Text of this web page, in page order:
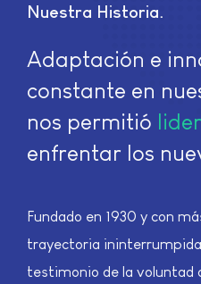
Nuestra Historia
Adaptación e
constante en
nos permitió
enfrentar los
Fundado en 1930 y con
trayectoria
testimonio de la voluntad